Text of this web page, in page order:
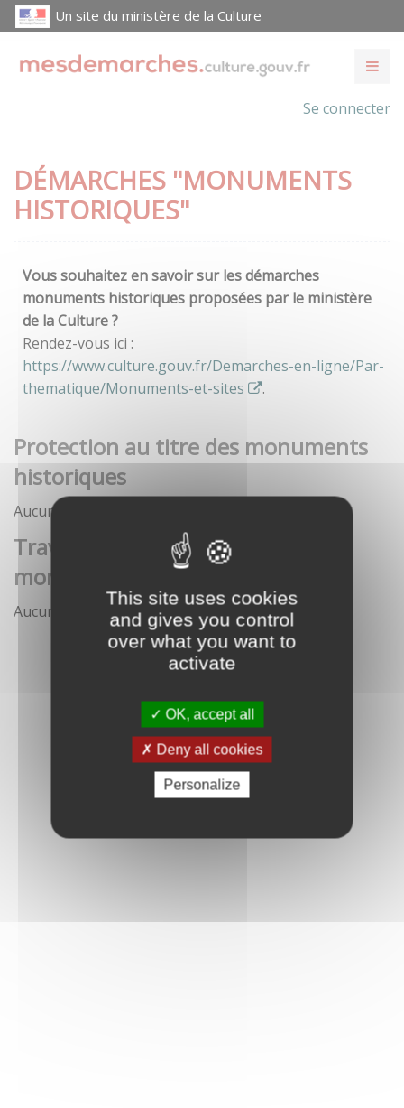
This site uses cookies
and gives you control
over what you want to
activate
OK, accept all
Deny all cookies
Personalize
Un site du ministère de la Culture
Se connecter
DÉMARCHES "MONUMENTS
HISTORIQUES"
Vous souhaitez en savoir sur les démarches
monuments historiques proposées par le ministère
de la Culture ?
Rendez-vous ici :
https://www.culture.gouv.fr/Demarches-en-ligne/Par-
thematique/Monuments-et-sites
.
Protection au titre des monuments
historiques
Aucune démarche pour le moment
Travaux et interventions sur
monument historique
Aucune démarche pour le moment